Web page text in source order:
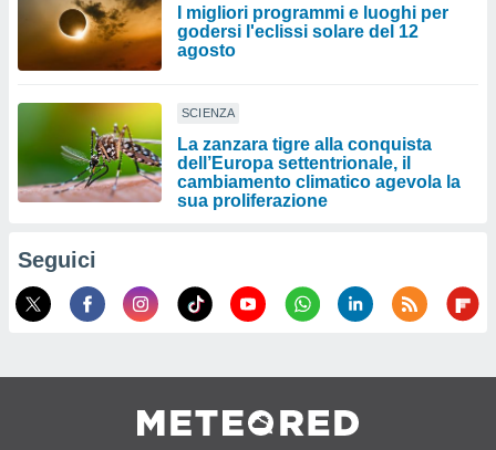
I migliori programmi e luoghi per
godersi l'eclissi solare del 12
agosto
SCIENZA
La zanzara tigre alla conquista
dell’Europa settentrionale, il
cambiamento climatico agevola la
sua proliferazione
Seguici